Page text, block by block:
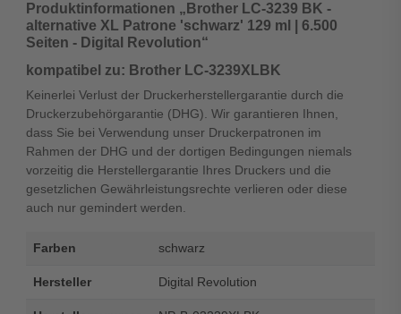
Produktinformationen „Brother LC-3239 BK -
alternative XL Patrone 'schwarz' 129 ml | 6.500
Seiten - Digital Revolution“
kompatibel zu: Brother LC-3239XLBK
Keinerlei Verlust der Druckerherstellergarantie durch die
Druckerzubehörgarantie (DHG). Wir garantieren Ihnen,
dass Sie bei Verwendung unser Druckerpatronen im
Rahmen der DHG und der dortigen Bedingungen niemals
vorzeitig die Herstellergarantie Ihres Druckers und die
gesetzlichen Gewährleistungsrechte verlieren oder diese
auch nur gemindert werden.
Farben schwarz
Hersteller Digital Revolution